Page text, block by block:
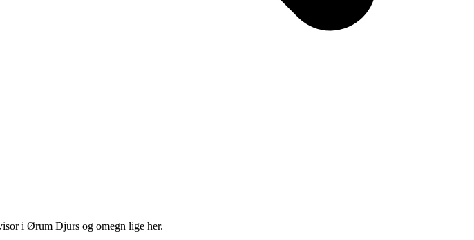
i Ørum Djurs og omegn lige her.